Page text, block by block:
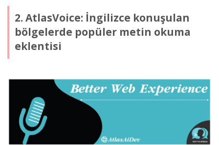
2. AtlasVoice: İngilizce konuşulan
bölgelerde popüler metin okuma
eklentisi